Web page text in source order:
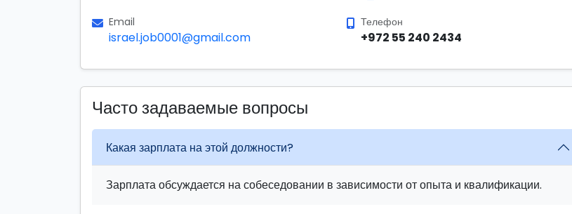
Email
israel.job0001@gmail.com
Телефон
+972 55 240 2434
Часто задаваемые вопросы
Какая зарплата на этой должности?
Зарплата обсуждается на собеседовании в зависимости от опыта и квалификации.